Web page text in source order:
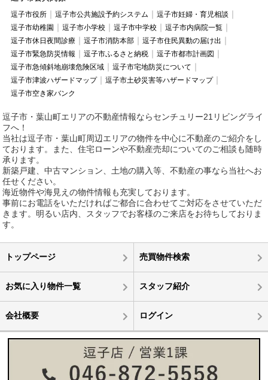
逗子市役所 逗子市公共施設予約システム
逗子市妊婦・育児相談
逗子市幼稚園
逗子市小学校 逗子市中学校
逗子市内病院一覧
逗子市休日夜間診療
逗子市消防本部
逗子市住民異動の届け出
逗子市緊急防災情報
逗子市ふるさと納税
逗子市都市計画図
逗子市急傾斜地崩壊危険区域
逗子市宅地防災について
逗子市津波ハザードマップ
逗子市土砂災害等ハザードマップ
逗子市空き家バンク
逗子市・葉山町エリアの不動産情報ならセンチュリー21リビングライ
フへ！
当社は逗子市・葉山町周辺エリアの物件を中心に不動産のご紹介をし
ております。また、住宅ローンや不動産売却についてのご相談も随時
承ります。
新築戸建、中古マンション、土地の購入等、不動産の事なら当社へお
任せください。
海近物件や海見えの物件情報も充実しております。
事前にお電話をいただければご都合に合わせてご対応をさせていただ
きます。明るい店内、スタッフでお客様のご来店をお待ちしておりま
す。
トップページ 売買物件検索
お気に入り物件一覧 スタッフ紹介
会社概要 ログイン